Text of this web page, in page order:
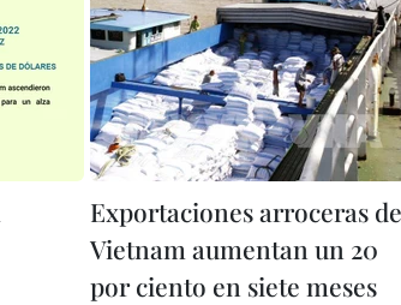
Exportaciones arroceras de
Vietnam aumentan un 20
por ciento en siete meses